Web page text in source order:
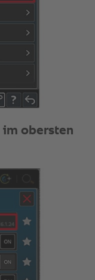
obersten